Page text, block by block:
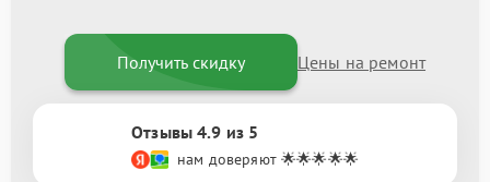
Получить скидку Цены на ремонт
Отзывы 4.9 из 5
нам доверяют 🌟🌟🌟🌟🌟